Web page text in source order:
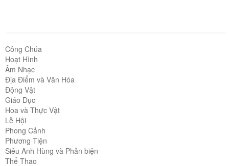
Công Chúa
Hoạt Hình
Âm Nhạc
Địa Điểm và Văn Hóa
Động Vật
Giáo Dục
Hoa và Thực Vật
Lễ Hội
Phong Cảnh
Phương Tiện
Siêu Anh Hùng và Phản biện
Thể Thao